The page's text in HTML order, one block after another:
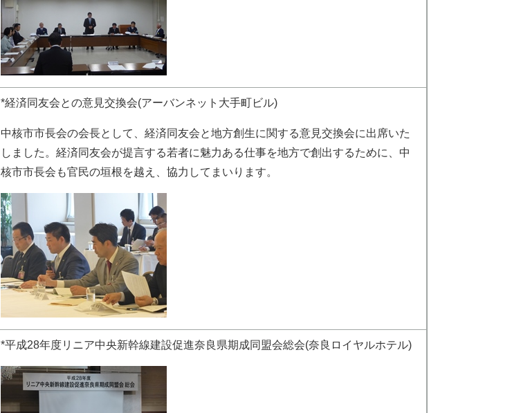
*経済同友会との意見交換会(アーバンネット大手町ビル)
中核市市長会の会長として、経済同友会と地方創生に関する意見交換会に出席いた
しました。経済同友会が提言する若者に魅力ある仕事を地方で創出するために、中
核市市長会も官民の垣根を越え、協力してまいります。
*平成28年度リニア中央新幹線建設促進奈良県期成同盟会総会(奈良ロイヤルホテル)